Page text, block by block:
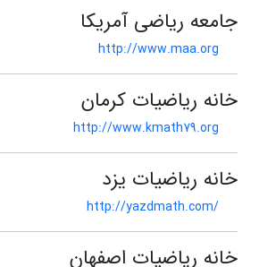
جامعه ریاضی آمریکا
http://www.maa.org
خانه ریاضیات کرمان
http://www.kmath79.org
خانه ریاضیات یزد
http://yazdmath.com/
خانه ریاضیات اصفهان